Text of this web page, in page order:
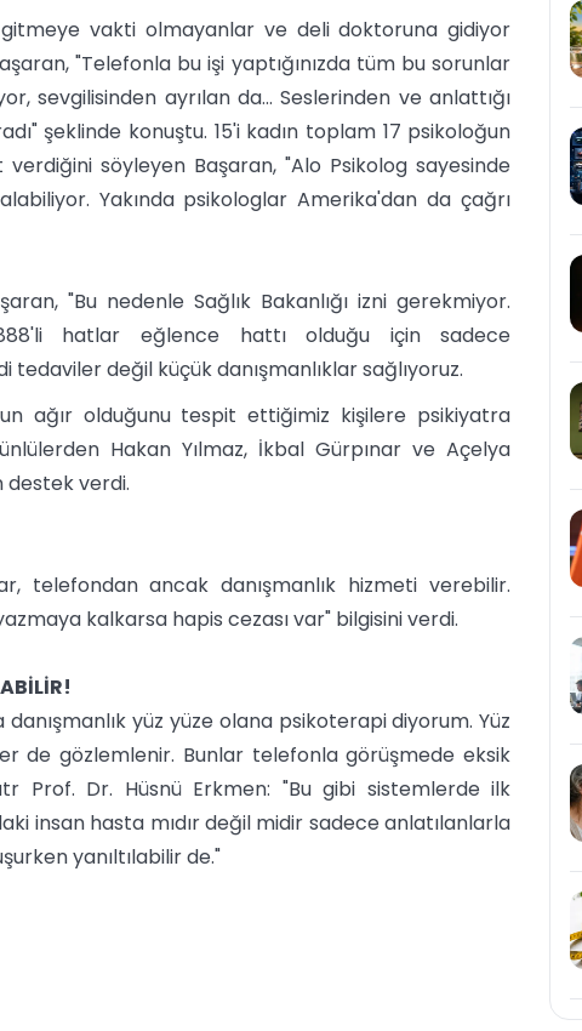
vakti olmayanlar ve deli doktoruna gidiyor
"Telefonla bu işi yaptığınızda tüm bu sorunlar
sevgilisinden ayrılan da... Seslerinden ve anlattığı
şeklinde konuştu. 15'i kadın toplam 17 psikoloğun
söyleyen Başaran, "Alo Psikolog sayesinde
Yakında psikologlar Amerika'dan da çağrı
"Bu nedenle Sağlık Bakanlığı izni gerekmiyor.
hatlar eğlence hattı olduğu için sadece
değil küçük danışmanlıklar sağlıyoruz.
ağır olduğunu tespit ettiğimiz kişilere psikiyatra
Hakan Yılmaz, İkbal Gürpınar ve Açelya
destek verdi.
telefondan ancak danışmanlık hizmeti verebilir.
kalkarsa hapis cezası var" bilgisini verdi.
yüz yüze olana psikoterapi diyorum. Yüz
de gözlemlenir. Bunlar telefonla görüşmede eksik
Prof. Dr. Hüsnü Erkmen: "Bu gibi sistemlerde ilk
insan hasta mıdır değil midir sadece anlatılanlarla
yanıltılabilir de."